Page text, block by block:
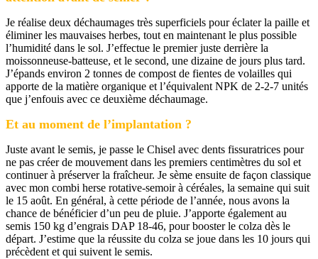
Je réalise deux déchaumages très superficiels pour éclater la paille et
éliminer les mauvaises herbes, tout en maintenant le plus possible
l’humidité dans le sol. J’effectue le premier juste derrière la
moissonneuse-batteuse, et le second, une dizaine de jours plus tard.
J’épands environ 2 tonnes de compost de fientes de volailles qui
apporte de la matière organique et l’équivalent NPK de 2-2-7 unités
que j’enfouis avec ce deuxième déchaumage.
Et au moment de l’implantation ?
Juste avant le semis, je passe le Chisel avec dents fissuratrices pour
ne pas créer de mouvement dans les premiers centimètres du sol et
continuer à préserver la fraîcheur. Je sème ensuite de façon classique
avec mon combi herse rotative-semoir à céréales, la semaine qui suit
le 15 août. En général, à cette période de l’année, nous avons la
chance de bénéficier d’un peu de pluie. J’apporte également au
semis 150 kg d’engrais DAP 18-46, pour booster le colza dès le
départ. J’estime que la réussite du colza se joue dans les 10 jours qui
précèdent et qui suivent le semis.